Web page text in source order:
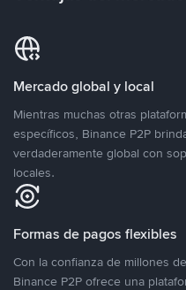
Mercado global y local
Mientras muchas otras
específicos, Binance P2P
verdaderamente global con
locales.
Formas de pagos flexibles
Con la confianza de millones
Binance P2P ofrece una